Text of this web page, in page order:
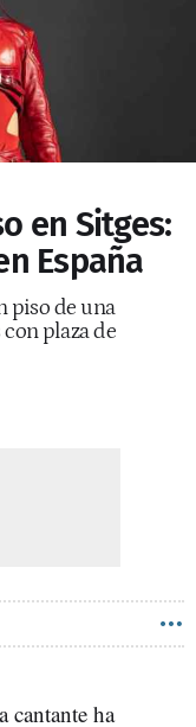
en Sitges:
España
piso de una
plaza de
cantante ha